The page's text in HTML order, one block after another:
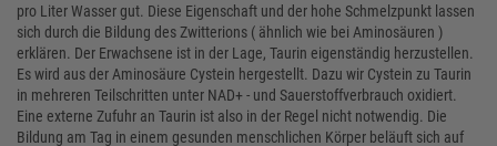
pro Liter Wasser gut. Diese Eigenschaft und der hohe Schmelzpunkt lassen
sich durch die Bildung des Zwitterions ( ähnlich wie bei Aminosäuren )
erklären. Der Erwachsene ist in der Lage, Taurin eigenständig herzustellen.
Es wird aus der Aminosäure Cystein hergestellt. Dazu wir Cystein zu Taurin
in mehreren Teilschritten unter NAD+ - und Sauerstoffverbrauch oxidiert.
Eine externe Zufuhr an Taurin ist also in der Regel nicht notwendig. Die
Bildung am Tag in einem gesunden menschlichen Körper beläuft sich auf